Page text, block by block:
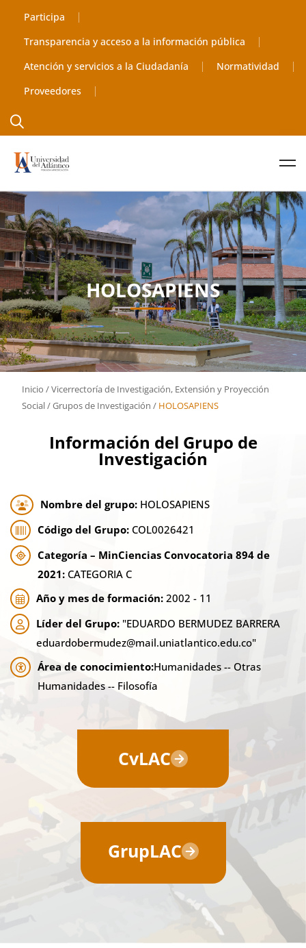
Participa
Transparencia y acceso a la información pública
Atención y servicios a la Ciudadanía
Normatividad
Proveedores
HOLOSAPIENS
Inicio /Vicerrectoría de Investigación, Extensión y Proyección
Social/Grupos de Investigación /HOLOSAPIENS
Información del Grupo de
Investigación
Nombre del grupo: HOLOSAPIENS
Código del Grupo: COL0026421
Categoría – MinCiencias Convocatoria 894 de
2021: CATEGORIA C
Año y mes de formación: 2002 - 11
Líder del Grupo: "EDUARDO BERMUDEZ BARRERA
eduardobermudez@mail.uniatlantico.edu.co"
Área de conocimiento:Humanidades -- Otras
Humanidades -- Filosofía
CvLAC
GrupLAC